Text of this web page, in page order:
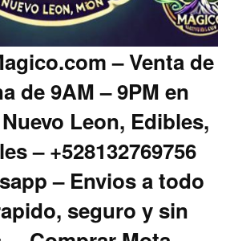
– Venta de
de 9AM – 9PM en
Leon, Edibles,
– +528132769756
– Envios a todo
seguro y sin